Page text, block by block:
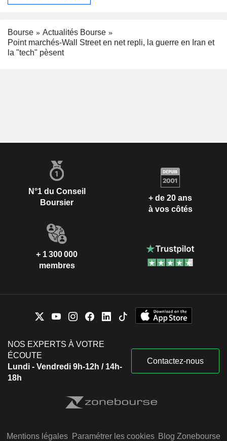
Bourse
Actualités Bourse
Point marchés-Wall Street en net repli, la guerre en Iran et
la "tech" pèsent
N°1 du Conseil
Boursier
+ de 20 ans
à vos côtés
+ 1 300 000
membres
NOS EXPERTS À VOTRE
ÉCOUTE
Lundi - Vendredi 9h-12h / 14h-
18h
Contactez-nous
Mentions légales Paramétrer les cookies Blog Zonebourse